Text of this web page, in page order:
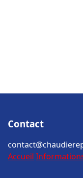
Contact
Accueil